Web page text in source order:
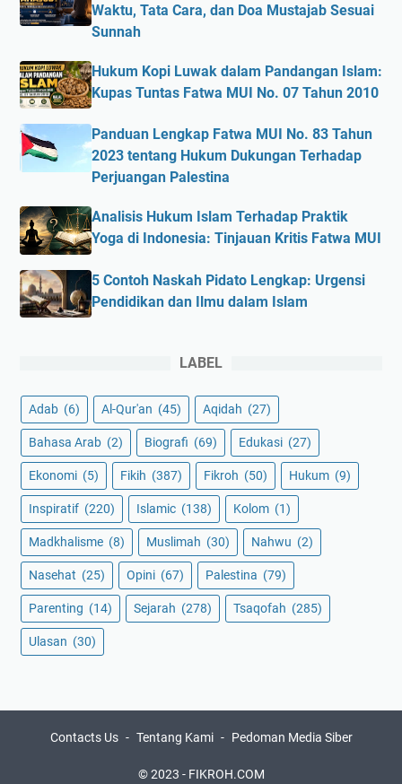
Waktu, Tata Cara, dan Doa Mustajab Sesuai
Sunnah
Hukum Kopi Luwak dalam Pandangan Islam:
Kupas Tuntas Fatwa MUI No. 07 Tahun 2010
Panduan Lengkap Fatwa MUI No. 83 Tahun
2023 tentang Hukum Dukungan Terhadap
Perjuangan Palestina
Analisis Hukum Islam Terhadap Praktik
Yoga di Indonesia: Tinjauan Kritis Fatwa MUI
5 Contoh Naskah Pidato Lengkap: Urgensi
Pendidikan dan Ilmu dalam Islam
LABEL
Adab (6) Al-Qur'an (45) Aqidah (27)
Bahasa Arab (2) Biografi (69) Edukasi (27)
Ekonomi (5) Fikih (387) Fikroh (50) Hukum (9)
Inspiratif (220) Islamic (138) Kolom (1)
Madkhalisme (8) Muslimah (30) Nahwu (2)
Nasehat (25) Opini (67) Palestina (79)
Parenting (14) Sejarah (278) Tsaqofah (285)
Ulasan (30)
Contacts Us Tentang Kami Pedoman Media Siber
© 2023 - FIKROH.COM